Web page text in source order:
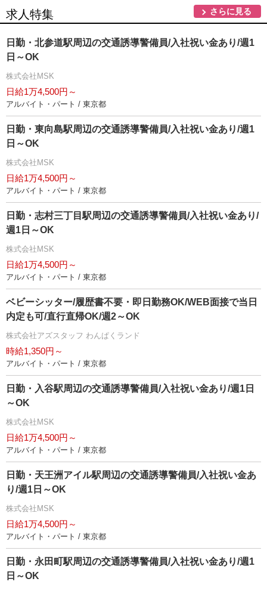
求人特集 さらに見る
日勤・北参道駅周辺の交通誘導警備員/入社祝い金あり/週1
日～OK
株式会社MSK
日給1万4,500円～
アルバイト・パート / 東京都
日勤・東向島駅周辺の交通誘導警備員/入社祝い金あり/週1
日～OK
株式会社MSK
日給1万4,500円～
アルバイト・パート / 東京都
日勤・志村三丁目駅周辺の交通誘導警備員/入社祝い金あり/
週1日～OK
株式会社MSK
日給1万4,500円～
アルバイト・パート / 東京都
ベビーシッター/履歴書不要・即日勤務OK/WEB面接で当日
内定も可/直行直帰OK/週2～OK
株式会社アズスタッフ わんぱくランド
時給1,350円～
アルバイト・パート / 東京都
日勤・入谷駅周辺の交通誘導警備員/入社祝い金あり/週1日
～OK
株式会社MSK
日給1万4,500円～
アルバイト・パート / 東京都
日勤・天王洲アイル駅周辺の交通誘導警備員/入社祝い金あ
り/週1日～OK
株式会社MSK
日給1万4,500円～
アルバイト・パート / 東京都
日勤・永田町駅周辺の交通誘導警備員/入社祝い金あり/週1
日～OK